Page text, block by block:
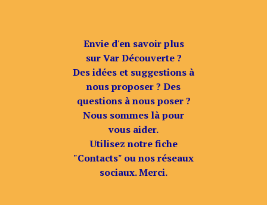
Envie d'en savoir plus
sur Var Découverte ?
Des idées et suggestions à
nous proposer ? Des
questions à nous poser ?
Nous sommes là pour
vous aider.
Utilisez notre fiche
"Contacts" ou nos réseaux
sociaux. Merci.